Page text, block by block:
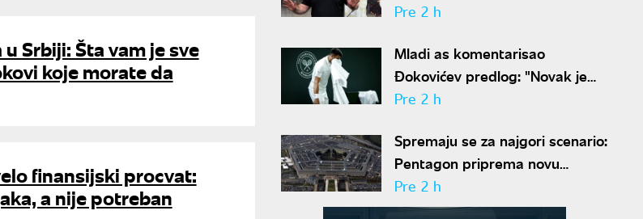
Srbiji: Šta vam je sve
koje morate da
finansijski procvat:
a nije potreban
kilograma pa zapalio društvene
Pre 2 h
Mladi as komentarisao
Đokovićev predlog: "Novak je
sve stariji, zato nam predlaže
Pre 2 h
Spremaju se za najgori scenario:
Pentagon priprema novu
nuklearnu strategiju za
eventualni sukob sa Rusijom i
Pre 2 h